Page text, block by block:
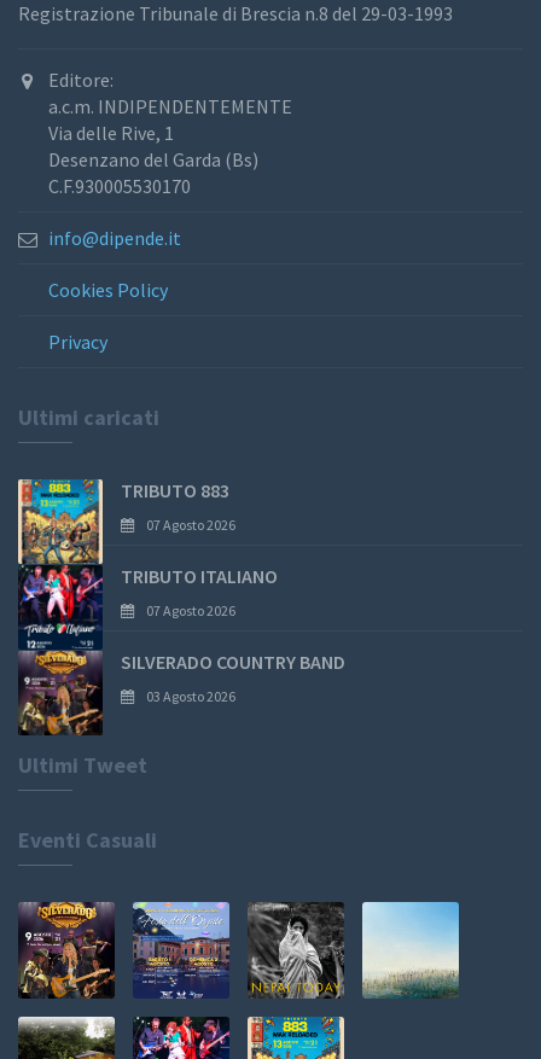
Registrazione Tribunale di Brescia n.8 del 29-03-1993
Editore:
a.c.m. INDIPENDENTEMENTE
Via delle Rive, 1
Desenzano del Garda (Bs)
C.F.930005530170
info@dipende.it
Cookies Policy
Privacy
Ultimi caricati
TRIBUTO 883
07 Agosto 2026
TRIBUTO ITALIANO
07 Agosto 2026
SILVERADO COUNTRY BAND
03 Agosto 2026
Ultimi Tweet
Eventi Casuali